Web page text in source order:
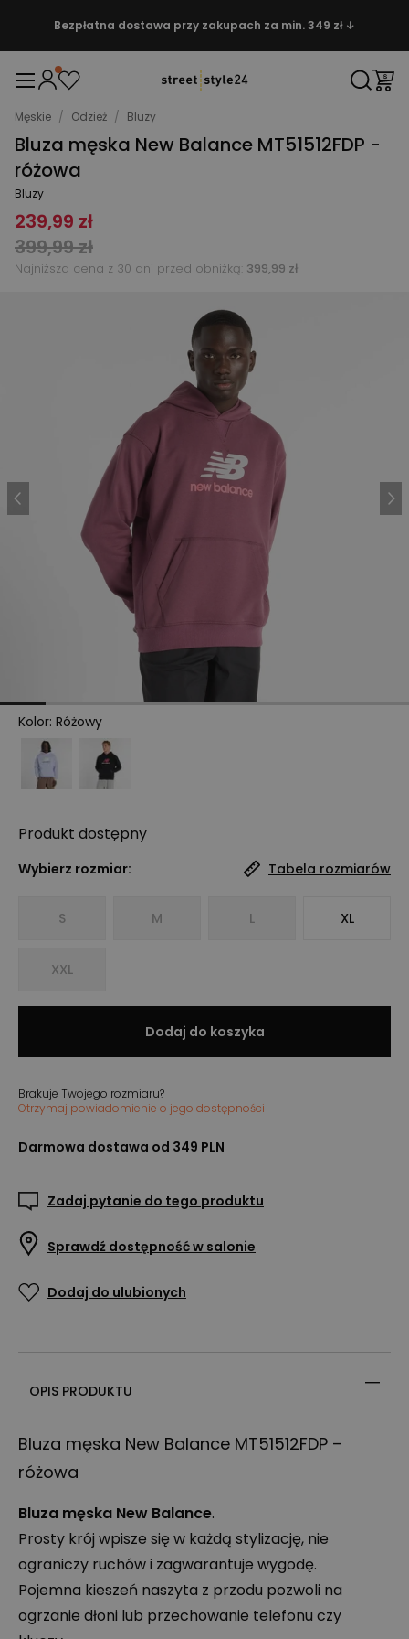
Bezpłatna dostawa przy zakupach za min. 349 zł ↓
Męskie / Odzież / Bluzy
Bluza męska New Balance MT51512FDP -
różowa
Bluzy
239,99 zł
399,99 zł
Najniższa cena z 30 dni przed obniżką: 399,99 zł
Kolor: Różowy
Produkt dostępny
Wybierz rozmiar: Tabela rozmiarów
S M L XL
XXL
Dodaj do koszyka
Brakuje Twojego rozmiaru?
Otrzymaj powiadomienie o jego dostępności
Darmowa dostawa od 349 PLN
Zadaj pytanie do tego produktu
Sprawdź dostępność w salonie
Dodaj do ulubionych
OPIS PRODUKTU
Bluza męska New Balance MT51512FDP –
różowa
Bluza męska New Balance.
Prosty krój wpisze się w każdą stylizację, nie
ograniczy ruchów i zagwarantuje wygodę.
Pojemna kieszeń naszyta z przodu pozwoli na
ogrzanie dłoni lub przechowanie telefonu czy